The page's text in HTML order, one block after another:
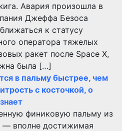
Авария произошла в
Джеффа Безоса
к статусу
оператора тяжелых
ракет после Space X,
была […]
в пальму быстрее, чем
с косточкой, о
финиковую пальму из
— вполне достижимая